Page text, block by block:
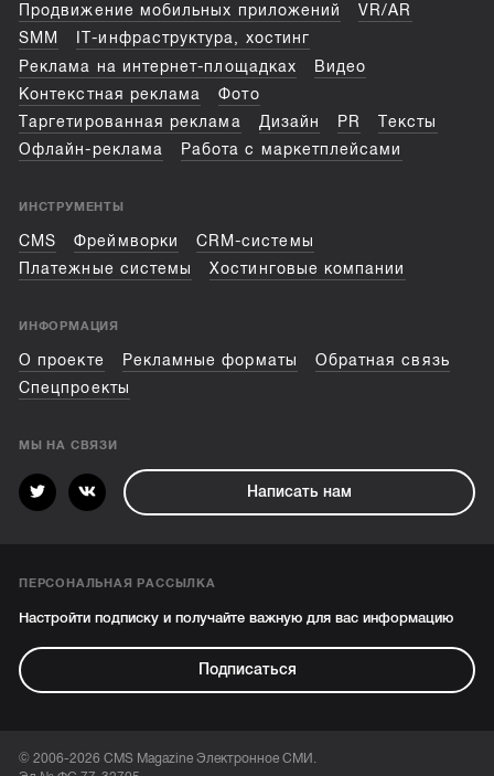
Продвижение мобильных приложений
VR/AR
SMM
IT-инфраструктура, хостинг
Реклама на интернет-площадках
Видео
Контекстная реклама
Фото
Таргетированная реклама
Дизайн PR
Тексты
Офлайн-реклама
Работа с маркетплейсами
ИНСТРУМЕНТЫ
CMS Фреймворки
CRM-системы
Платежные системы
Хостинговые компании
ИНФОРМАЦИЯ
О проекте Рекламные форматы
Обратная связь
Спецпроекты
МЫ НА СВЯЗИ
Написать нам
ПЕРСОНАЛЬНАЯ РАССЫЛКА
Настройти подписку и получайте важную для вас информацию
Подписаться
© 2006-2026 CMS Magazine Электронное СМИ.